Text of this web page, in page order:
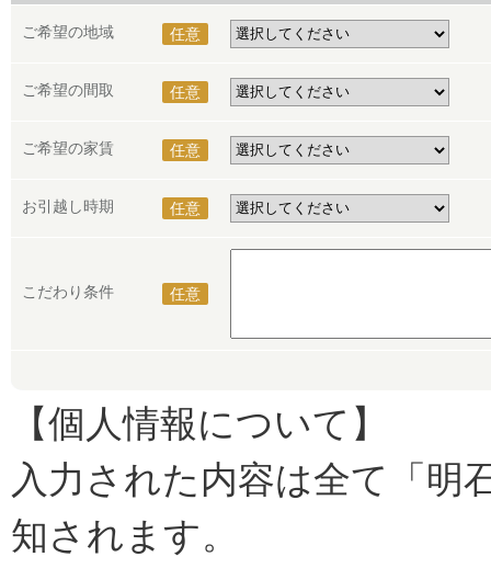
ご希望の地域 任意
ご希望の間取 任意
ご希望の家賃 任意
お引越し時期 任意
こだわり条件 任意
【個人情報について】
入力された内容は全て「明
知されます。